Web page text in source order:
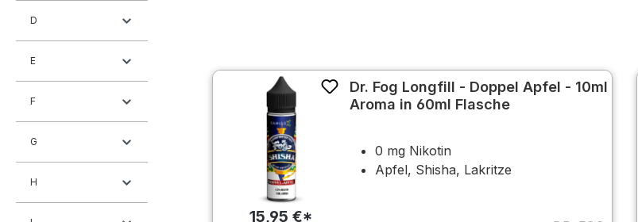
D
E
F
G
H
15,95 €*
Dr. Fog Longfill - Doppel Apfel - 10ml
Aroma in 60ml Flasche
0 mg Nikotin
Apfel, Shisha, Lakritze